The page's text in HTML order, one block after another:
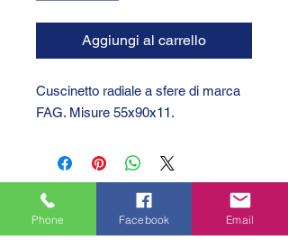
Aggiungi al carrello
Cuscinetto radiale a sfere di marca
FAG. Misure 55x90x11.
Phone Facebook Email